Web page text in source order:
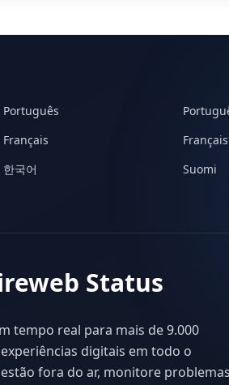
Português
Français
한국어 Suomi
Status
tempo real para mais de 9.000
digitais em todo o
fora do ar, monitore problemas